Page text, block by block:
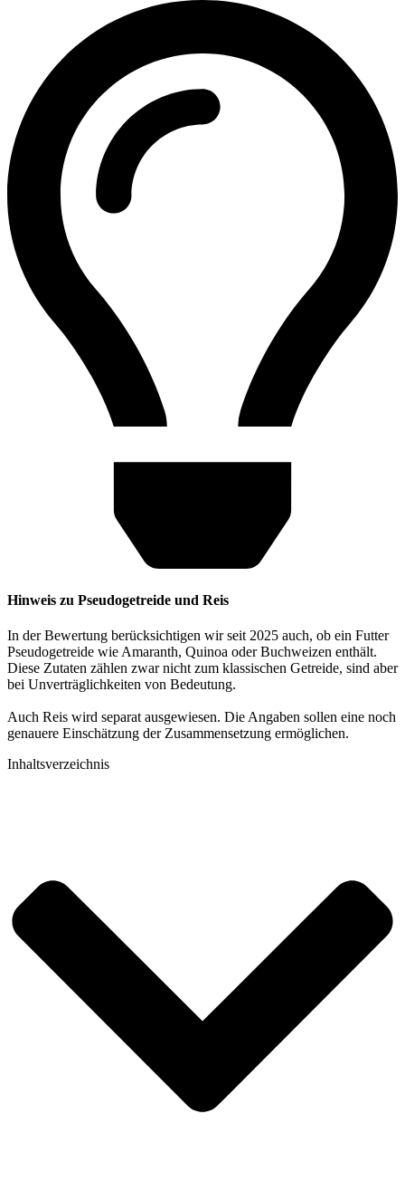
Hinweis zu Pseudogetreide und Reis
In der Bewertung berücksichtigen wir seit 2025 auch, ob ein Futter
Pseudogetreide wie Amaranth, Quinoa oder Buchweizen enthält.
Diese Zutaten zählen zwar nicht zum klassischen Getreide, sind aber
bei Unverträglichkeiten von Bedeutung.
Auch Reis wird separat ausgewiesen. Die Angaben sollen eine noch
genauere Einschätzung der Zusammensetzung ermöglichen.
Inhaltsverzeichnis​